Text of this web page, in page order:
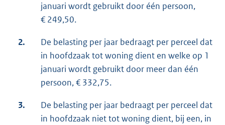
januari wordt gebruikt door één persoon,
€ 249,50.
2.
De belasting per jaar bedraagt per perceel dat
in hoofdzaak tot woning dient en welke op 1
januari wordt gebruikt door meer dan één
persoon, € 332,75.
3.
De belasting per jaar bedraagt per perceel dat
in hoofdzaak niet tot woning dient, bij een, in